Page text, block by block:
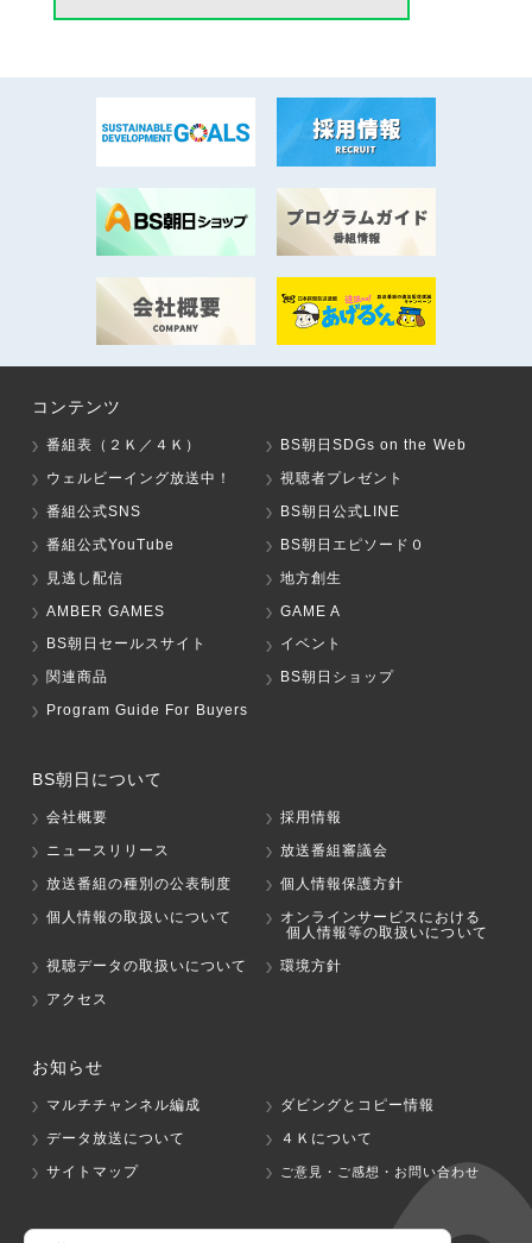
コンテンツ
番組表（２Ｋ／４Ｋ）
BS朝日SDGs on the Web
ウェルビーイング放送中！
視聴者プレゼント
番組公式SNS
BS朝日公式LINE
番組公式YouTube
BS朝日エピソード０
見逃し配信
地方創生
AMBER GAMES
GAME A
BS朝日セールスサイト
イベント
関連商品
BS朝日ショップ
Program Guide For Buyers
BS朝日について
会社概要
採用情報
ニュースリリース
放送番組審議会
放送番組の種別の公表制度
個人情報保護方針
個人情報の取扱いについて
オンラインサービスにおける
個人情報等の取扱いについて
視聴データの取扱いについて
環境方針
アクセス
お知らせ
マルチチャンネル編成
ダビングとコピー情報
データ放送について
４Ｋについて
サイトマップ
ご意見・ご感想・お問い合わせ